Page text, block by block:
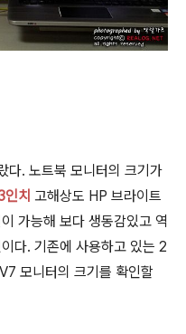
다. 노트북 모니터의 크기가
인치 고해상도 HP 브라이트
가능해 보다 생동감있고 역
다. 기존에 사용하고 있는 2
모니터의 크기를 확인할